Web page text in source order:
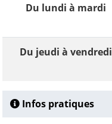
Du lundi à mardi
Du jeudi à vendredi
Infos pratiques